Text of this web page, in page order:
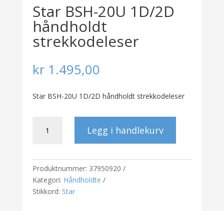
Star BSH-20U 1D/2D
håndholdt
strekkodeleser
kr1.495,00
Star BSH-20U 1D/2D håndholdt strekkodeleser
BSH-
håndholdt
strekkodeleser
antall
Legg i handlekurv
Produktnummer: 37950920
Kategori: Håndholdte
Stikkord: Star